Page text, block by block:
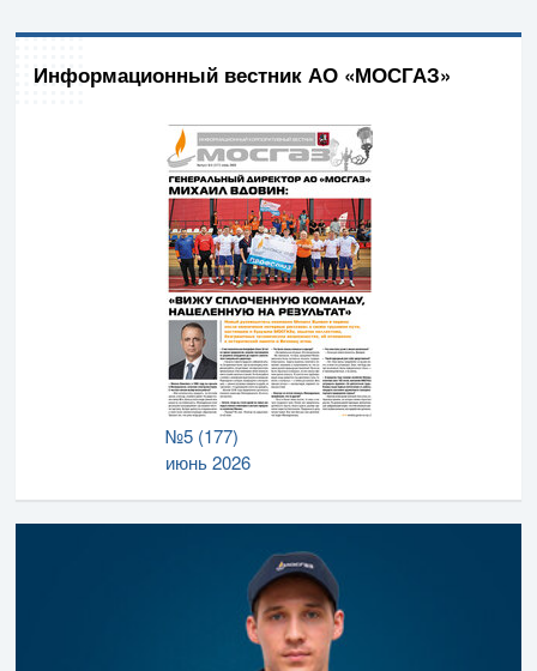
Информационный вестник АО «МОСГАЗ»
№5 (177)
июнь 2026